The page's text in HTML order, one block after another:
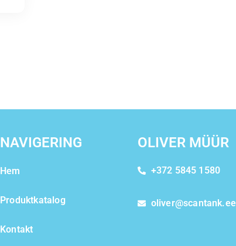
NAVIGERING
Hem
Produktkatalog
Kontakt
OLIVER MÜÜR
+372 5845 1580
oliver@scantank.ee